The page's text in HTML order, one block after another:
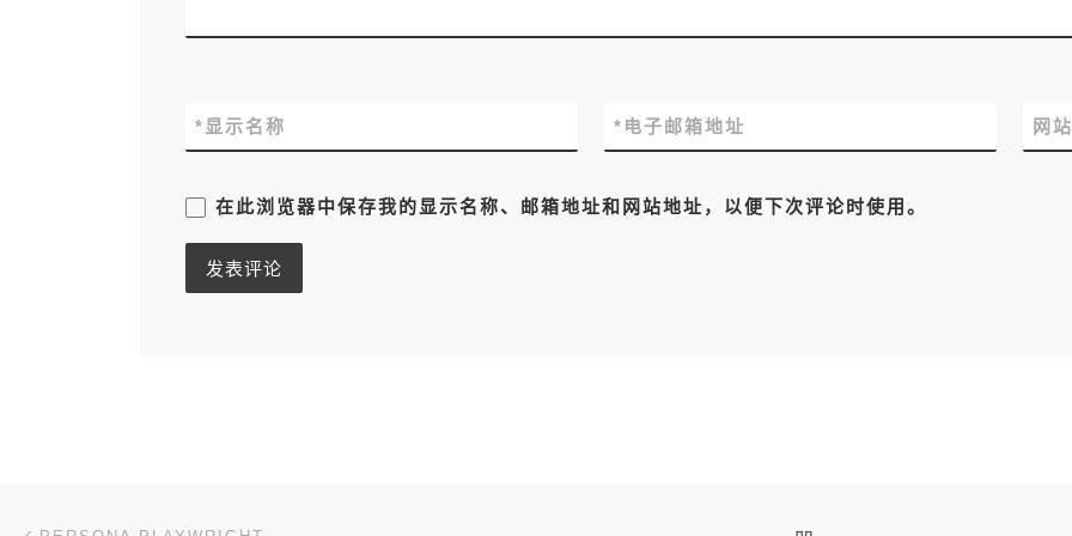
显示名称
* 电子邮箱地址
* 网
在此浏览器中保存我的显示名称、邮箱地址和网站地址，以便下次评论时使用。
文章导航